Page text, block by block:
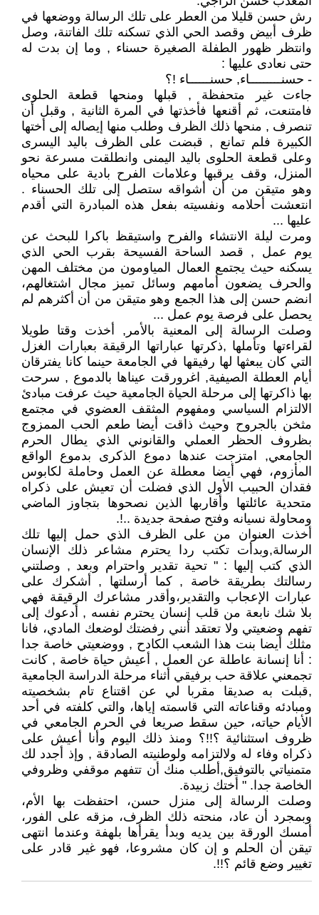
رش حسن قليلا من العطر على تلك الرسالة ووضعها في
ظرف أبيض وقصد الحي الذي تسكنه تلك الفاتنة، وصل
وانتظر ظهور الطفلة الصغيرة حسناء , وما إن بدت له
حتى نعادى عليها :
- حسنـــــــــاء, حسنــــــاء !؟
جاءت غير متحفظة , قبلها ومنحها قطعة الحلوى
فامتنعت، ثم أقنعها فأخذتها في المرة الثانية , وقبل أن
تنصرف , منحها ذلك الظرف وطلب منها إيصاله إلى أختها
الكبيرة فلم تمانع , قبضت على الظرف باليد اليسرى
وعلى قطعة الحلوى باليد اليمنى وانطلقت مسرعة نحو
المنزل، وقف يرقبها وعلامات الفرح بادية على محياه
وهو متيقن من أن أشواقه ستصل إلى تلك الحسناء .
انتعشت أحلامه ونفسيته بفعل هذه المبادرة التي أقدم
عليها ...
ومرت ليلة الانتشاء والفرح واستيقظ باكرا للبحث عن
يوم عمل , قصد الساحة الفسيحة بقرب الحي الذي
يسكنه حيث يجتمع العمال المياومون من مختلف المهن
والحرف يضعون أمامهم وسائل تميز مجال اشتغالهم،
انضم حسن إلى هذا الجمع وهو متيقن من أن أكثرهم لم
يحصل على فرصة يوم عمل ...
وصلت الرسالة إلى المعنية بالأمر, أخذت وقتا طويلا
لقراءتها وتأملها ,ذكرتها عباراتها الرقيقة بعبارات الغزل
التي كان يبعثها لها رفيقها في الجامعة حينما كانا يفترقان
أيام العطلة الصيفية, اغرورقت عيناها بالدموع , سرحت
بها ذاكرتها إلى مرحلة الحياة الجامعية حيث عرفت مبادئ
الالتزام السياسي ومفهوم المثقف العضوي في مجتمع
مثخن بالجروح وحيث ذاقت أيضا طعم الحب الممزوج
بظروف الحظر العملي والقانوني الذي يطال الحرم
الجامعي, امتزجت عندها دموع الذكرى بدموع الواقع
المأزوم، فهي أيضا معطلة عن العمل وحاملة لكابوس
فقدان الحبيب الأول الذي فضلت أن تعيش على ذكراه
متحدية عائلتها وأقاربها الذين نصحوها بتجاوز الماضي
ومحاولة نسيانه وفتح صفحة جديدة ..!.
أخذت العنوان من على الظرف الذي حمل إليها تلك
الرسالة,وبدأت تكتب ردا يحترم مشاعر ذلك الإنسان
الذي كتب إليها : " تحية تقدير واحترام وبعد , وصلتني
رسالتك بطريقة خاصة , كما أرسلتها , أشكرك على
عبارات الإعجاب والتقدير،وأقدر مشاعرك الرقيقة فهي
بلا شك نابعة من قلب إنسان يحترم نفسه , أدعوك إلى
تفهم وضعيتي ولا تعتقد أنني رفضتك لوضعك المادي، فانا
مثلك أيضا بنت هذا الشعب الكادح , ووضعيتي خاصة جدا
: أنا إنسانة عاطلة عن العمل , أعيش حياة خاصة , كانت
تجمعني علاقة حب برفيقي أثناء مرحلة الدراسة الجامعية
,قبلت به صديقا مقربا لي عن اقتناع تام بشخصيته
ومبادئه وقناعاته التي قاسمته إياها، والتي كلفته في أحد
الأيام حياته، حين سقط صريعا في الحرم الجامعي في
ظروف استثنائية ؟!!؟ ومنذ ذلك اليوم وأنا أعيش على
ذكراه وفاء له ولالتزامه ولوطنيته الصادقة , وإذ أجدد لك
متمنياتي بالتوفيق,أطلب منك أن تتفهم موقفي وظروفي
الخاصة جدا. " أختك زبيدة.
وصلت الرسالة إلى منزل حسن، احتفظت بها الأم،
وبمجرد أن عاد، منحته ذلك الظرف، مزقه على الفور،
أمسك الورقة بين يديه وبدأ يقرأها بلهفة وعندما انتهى
تيقن أن الحلم و إن كان مشروعا، فهو غير قادر على
تغيير وضع قائم ؟!!.